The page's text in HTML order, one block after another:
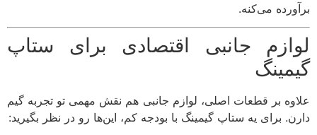
می‌کنه.
جانبی اقتصادی برای ستاپ
بر قطعات اصلی، لوازم جانبی هم نقش مهمی تو تجربه گیم
برای یه ستاپ گیمینگ با ‌بودجه کم، این‌ها رو در نظر بگیرید: